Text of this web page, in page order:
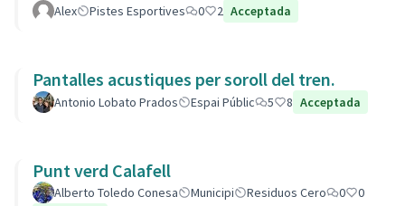
Alex Pistes Esportives 0 2 Acceptada
Pantalles acustiques per soroll del tren.
Antonio Lobato Prados Espai Públic 5 8 Acceptada
Punt verd Calafell
Alberto Toledo Conesa Municipi Residuos Cero 0
0